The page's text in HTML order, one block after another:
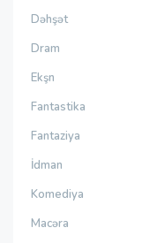
Dəhşət
Dram
Ekşn
Fantastika
Fantaziya
İdman
Komediya
Macəra